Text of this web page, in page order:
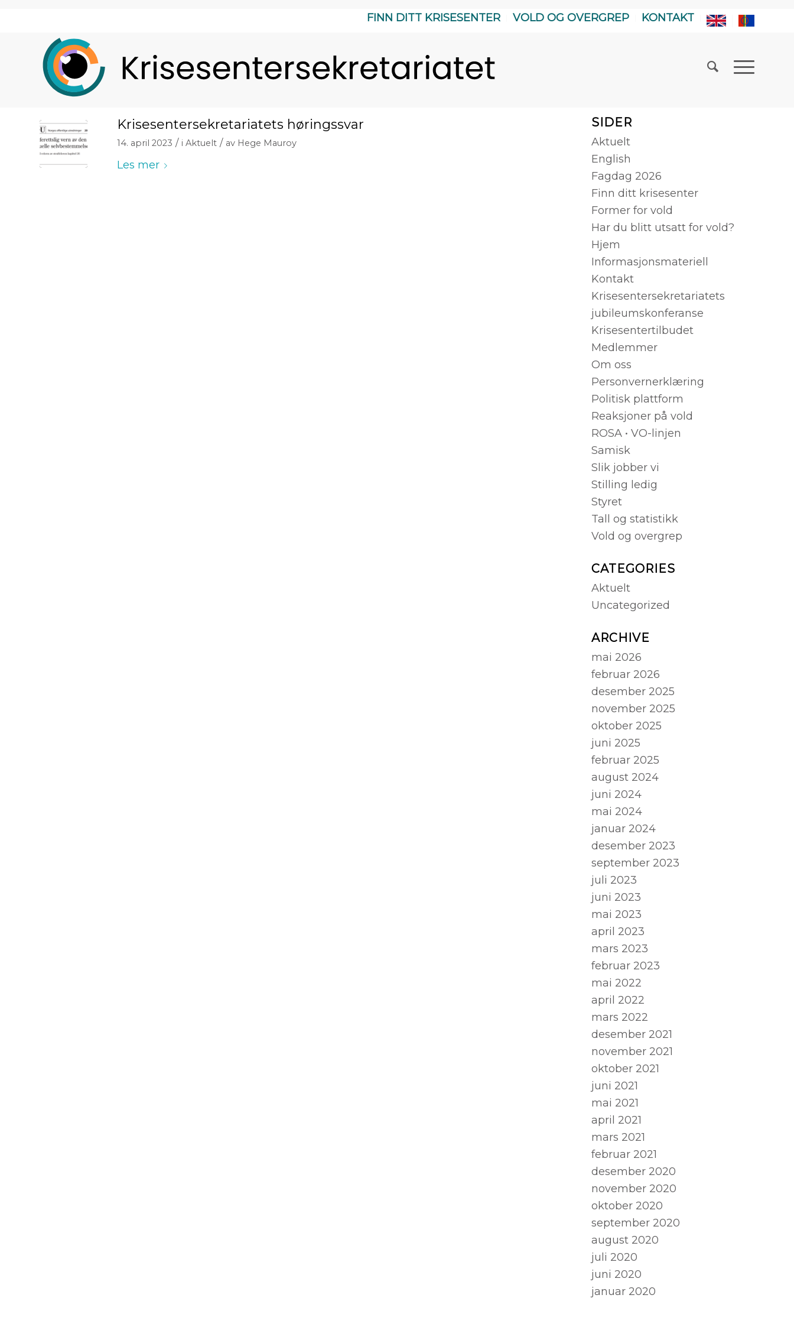
FINN DITT KRISESENTER VOLD OG OVERGREP KONTAKT
Krisesentersekretariatets høringssvar
14. april 2023 / i Aktuelt / av Hege Mauroy
Les mer
SIDER
Aktuelt
English
Fagdag 2026
Finn ditt krisesenter
Former for vold
Har du blitt utsatt for vold?
Hjem
Informasjonsmateriell
Kontakt
Krisesentersekretariatets
jubileumskonferanse
Krisesentertilbudet
Medlemmer
Om oss
Personvernerklæring
Politisk plattform
Reaksjoner på vold
ROSA • VO-linjen
Samisk
Slik jobber vi
Stilling ledig
Styret
Tall og statistikk
Vold og overgrep
CATEGORIES
Aktuelt
Uncategorized
ARCHIVE
mai 2026
februar 2026
desember 2025
november 2025
oktober 2025
juni 2025
februar 2025
august 2024
juni 2024
mai 2024
januar 2024
desember 2023
september 2023
juli 2023
juni 2023
mai 2023
april 2023
mars 2023
februar 2023
mai 2022
april 2022
mars 2022
desember 2021
november 2021
oktober 2021
juni 2021
mai 2021
april 2021
mars 2021
februar 2021
desember 2020
november 2020
oktober 2020
september 2020
august 2020
juli 2020
juni 2020
januar 2020